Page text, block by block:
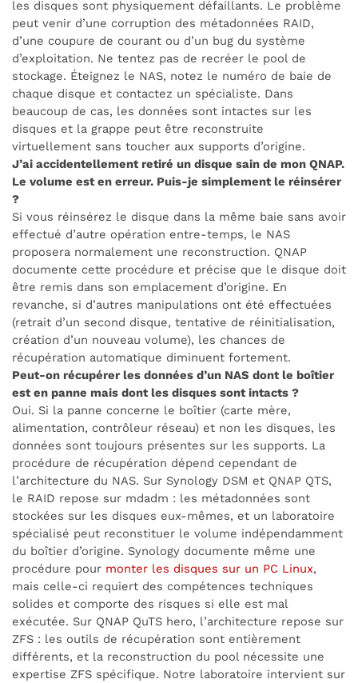
les disques sont physiquement défaillants. Le problème
peut venir d’une corruption des métadonnées RAID,
d’une coupure de courant ou d’un bug du système
d’exploitation. Ne tentez pas de recréer le pool de
stockage. Éteignez le NAS, notez le numéro de baie de
chaque disque et contactez un spécialiste. Dans
beaucoup de cas, les données sont intactes sur les
disques et la grappe peut être reconstruite
virtuellement sans toucher aux supports d’origine.
J’ai accidentellement retiré un disque sain de mon QNAP.
Le volume est en erreur. Puis-je simplement le réinsérer
?
Si vous réinsérez le disque dans la même baie sans avoir
effectué d’autre opération entre-temps, le NAS
proposera normalement une reconstruction. QNAP
documente cette procédure et précise que le disque doit
être remis dans son emplacement d’origine. En
revanche, si d’autres manipulations ont été effectuées
(retrait d’un second disque, tentative de réinitialisation,
création d’un nouveau volume), les chances de
récupération automatique diminuent fortement.
Peut-on récupérer les données d’un NAS dont le boîtier
est en panne mais dont les disques sont intacts ?
Oui. Si la panne concerne le boîtier (carte mère,
alimentation, contrôleur réseau) et non les disques, les
données sont toujours présentes sur les supports. La
procédure de récupération dépend cependant de
l’architecture du NAS. Sur Synology DSM et QNAP QTS,
le RAID repose sur mdadm : les métadonnées sont
stockées sur les disques eux-mêmes, et un laboratoire
spécialisé peut reconstituer le volume indépendamment
du boîtier d’origine. Synology documente même une
procédure pour monter les disques sur un PC Linux,
mais celle-ci requiert des compétences techniques
solides et comporte des risques si elle est mal
exécutée. Sur QNAP QuTS hero, l’architecture repose sur
ZFS : les outils de récupération sont entièrement
différents, et la reconstruction du pool nécessite une
expertise ZFS spécifique. Notre laboratoire intervient sur